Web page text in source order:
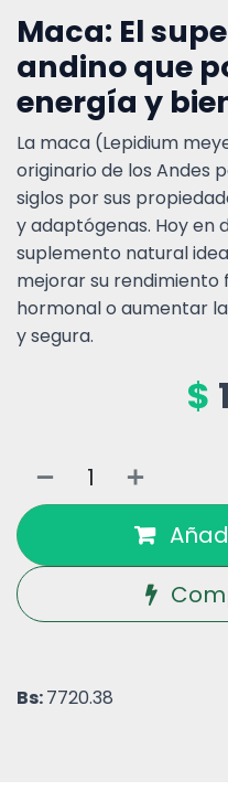
Maca: El
andino que
energía y
La maca (Lepidium
originario de los Andes
siglos por sus
y adaptógenas. Hoy en
suplemento natural
mejorar su rendimiento
hormonal o aumentar
y segura.
$
Bs:7720.38